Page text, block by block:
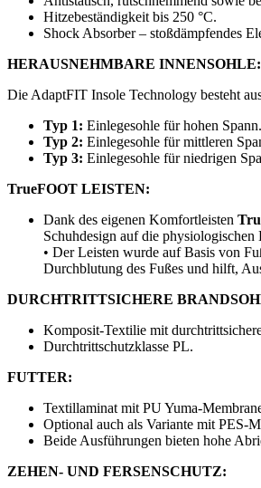
Hitzebeständigkeit bis 250 °C.
Shock Absorber – stoßdämpfendes
HERAUSNEHMBARE INNENSOHLE:
Die AdaptFIT Insole Technology besteht
Typ 1: Einlegesohle für hohen
Typ 2: Einlegesohle für mittleren
Typ 3: Einlegesohle für niedrigen
TrueFOOT LEISTEN:
Dank des eigenen Komfortleisten
Schuhdesign auf die physiologischen
• Der Leisten wurde auf Basis von
Durchblutung des Fußes und hilft,
DURCHTRITTSICHERE
Komposit-Textilie mit
Durchtrittschutzklasse PL.
FUTTER:
Textillaminat mit PU Yuma-
Optional auch als Variante mit PES-
Beide Ausführungen bieten hohe
ZEHEN- UND FERSENSCHUTZ: